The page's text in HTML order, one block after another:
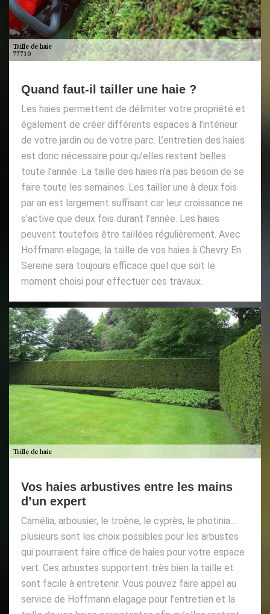
Quand faut-il tailler une haie ?
Les haies permettent de délimiter votre propriété et
également de créer différents espaces à l’intérieur
de votre jardin ou de votre parc. L’entretien des haies
est donc nécessaire pour qu’elles restent belles
toute l’année. La taille des haies n’a pas besoin de se
faire toute les semaines. Les tailler une à deux fois
par an est largement suffisant car leur croissance ne
s’active que deux fois durant l’année. Les haies
peuvent toutefois être taillées régulièrement. Avec
Hoffmann elagage, la taille de vos haies à Chevry En
Sereine sera toujours efficace quel que soit le
moment choisi pour effectuer ces travaux.
Vos haies arbustives entre les mains
d’un expert
Camélia, arbousier, le troène, le cyprès, le photinia…
plusieurs sont les choix possibles pour les arbustes
qui pourraient faire office de haies pour votre espace
vert. Ces arbustes supportent très bien la taille et
sont facile à entretenir. Vous pouvez faire appel au
service de Hoffmann elagage pour l’entretien et la